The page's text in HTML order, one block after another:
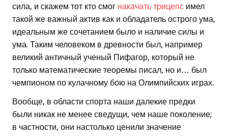
сила, и скажем тот кто смог накачать трицепс имел
такой же важный актив как и обладатель острого ума,
идеальным же сочетанием было и наличие силы и
ума. Таким человеком в древности был, например
великий античный ученый Пифагор, который не
только математические теоремы писал, но и… был
чемпионом по кулачному бою на Олимпийских играх.
Вообще, в области спорта наши далекие предки
были никак не менее сведущи, чем наше поколение;
в частности, они настолько ценили значение